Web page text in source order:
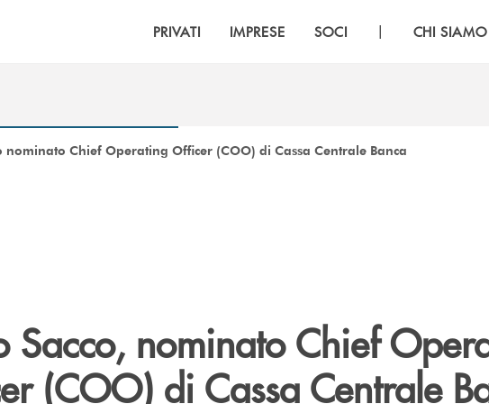
PRIVATI IMPRESE SOCI | CHI SIAMO
nominato Chief Operating Officer (COO) di Cassa Centrale Banca
Sacco, nominato Chief
(COO) di Cassa Centrale